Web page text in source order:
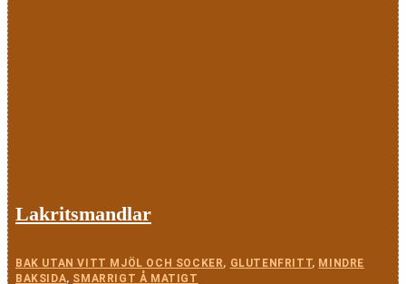
Lakritsmandlar
BAK UTAN VITT MJÖL OCH SOCKER, GLUTENFRITT, MINDRE
BAKSIDA, SMARRIGT Å MATIGT